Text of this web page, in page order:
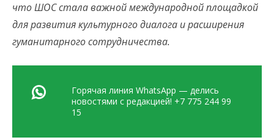
что ШОС стала важной международной площадкой
для развития культурного диалога и расширения
гуманитарного сотрудничества.
Горячая линия WhatsApp — делись
новостями с редакцией! +7 775 244 99
15